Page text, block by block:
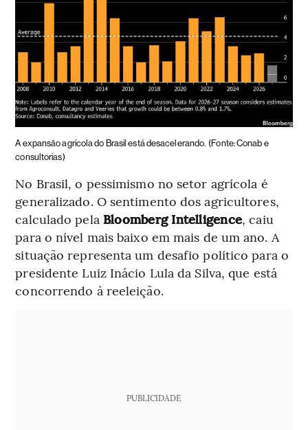
A expansão agrícola do Brasil está desacelerando. (Fonte: Conab e
consultorias)
No Brasil, o pessimismo no setor agrícola é
generalizado. O sentimento dos agricultores,
calculado pela Bloomberg Intelligence, caiu
para o nível mais baixo em mais de um ano. A
situação representa um desafio político para o
presidente Luiz Inácio Lula da Silva, que está
concorrendo à reeleição.
PUBLICIDADE